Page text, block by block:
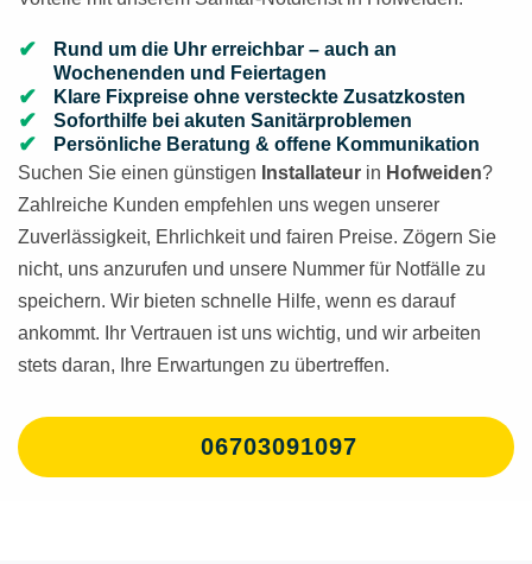
Rund um die Uhr erreichbar – auch an
Wochenenden und Feiertagen
Klare Fixpreise ohne versteckte Zusatzkosten
Soforthilfe bei akuten Sanitärproblemen
Persönliche Beratung & offene Kommunikation
Suchen Sie einen günstigen Installateur in Hofweiden?
Zahlreiche Kunden empfehlen uns wegen unserer
Zuverlässigkeit, Ehrlichkeit und fairen Preise. Zögern Sie
nicht, uns anzurufen und unsere Nummer für Notfälle zu
speichern. Wir bieten schnelle Hilfe, wenn es darauf
ankommt. Ihr Vertrauen ist uns wichtig, und wir arbeiten
stets daran, Ihre Erwartungen zu übertreffen.
06703091097